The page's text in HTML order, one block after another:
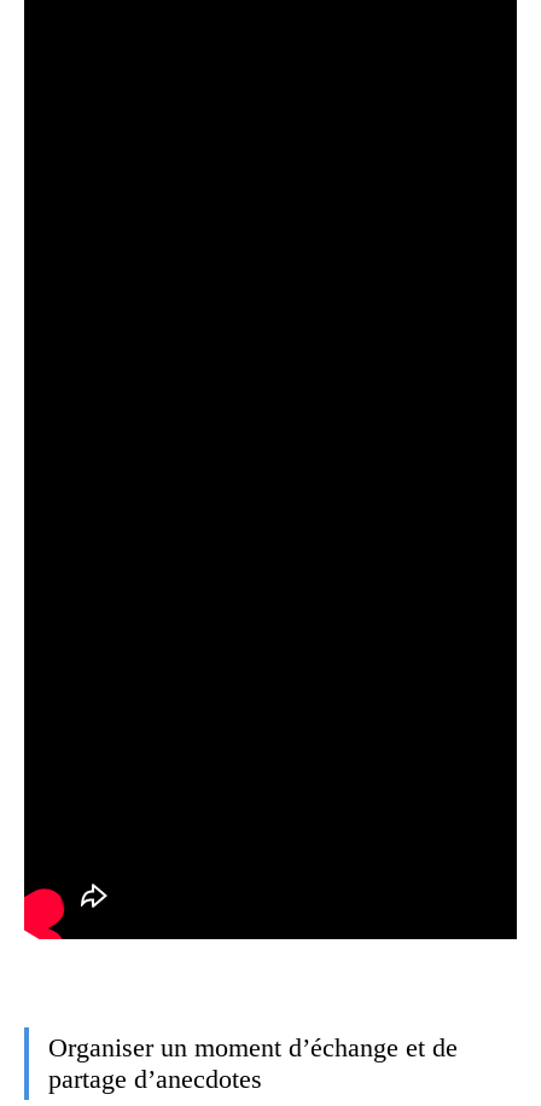
Organiser un moment d’échange et de
partage d’anecdotes